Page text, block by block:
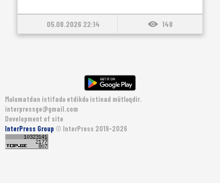
05.08.2026 22:14 148
Məlumatdan istifadə etdikdə istinad mütləqdir.
interpressge@gmail.com
Development of site
InterPress Group © InterPress 2019-2026